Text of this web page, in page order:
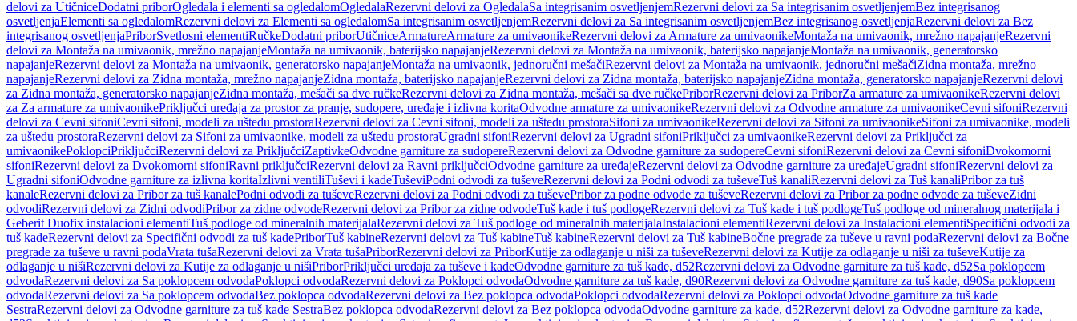
delovi za UtičniceDodatni priborOgledala i elementi sa ogledalomOgledalaRezervni delovi za OgledalaSa integrisanim osvetljenjemRezervni delovi za Sa integrisanim osvetljenjemBez integrisanog
osvetljenjaElementi sa ogledalomRezervni delovi za Elementi sa ogledalomSa integrisanim osvetljenjemRezervni delovi za Sa integrisanim osvetljenjemBez integrisanog osvetljenjaRezervni delovi za Bez
integrisanog osvetljenjaPriborSvetlosni elementiRučkeDodatni priborUtičniceArmatureArmature za umivaonikeRezervni delovi za Armature za umivaonikeMontaža na umivaonik, mrežno napajanjeRezervni
delovi za Montaža na umivaonik, mrežno napajanjeMontaža na umivaonik, baterijsko napajanjeRezervni delovi za Montaža na umivaonik, baterijsko napajanjeMontaža na umivaonik, generatorsko
napajanjeRezervni delovi za Montaža na umivaonik, generatorsko napajanjeMontaža na umivaonik, jednoručni mešačiRezervni delovi za Montaža na umivaonik, jednoručni mešačiZidna montaža, mrežno
napajanjeRezervni delovi za Zidna montaža, mrežno napajanjeZidna montaža, baterijsko napajanjeRezervni delovi za Zidna montaža, baterijsko napajanjeZidna montaža, generatorsko napajanjeRezervni delovi
za Zidna montaža, generatorsko napajanjeZidna montaža, mešači sa dve ručkeRezervni delovi za Zidna montaža, mešači sa dve ručkePriborRezervni delovi za PriborZa armature za umivaonikeRezervni delovi
za Za armature za umivaonikePriključci uređaja za prostor za pranje, sudopere, uređaje i izlivna koritaOdvodne armature za umivaonikeRezervni delovi za Odvodne armature za umivaonikeCevni sifoniRezervni
delovi za Cevni sifoniCevni sifoni, modeli za uštedu prostoraRezervni delovi za Cevni sifoni, modeli za uštedu prostoraSifoni za umivaonikeRezervni delovi za Sifoni za umivaonikeSifoni za umivaonike, modeli
za uštedu prostoraRezervni delovi za Sifoni za umivaonike, modeli za uštedu prostoraUgradni sifoniRezervni delovi za Ugradni sifoniPriključci za umivaonikeRezervni delovi za Priključci za
umivaonikePoklopciPriključciRezervni delovi za PriključciZaptivkeOdvodne garniture za sudopereRezervni delovi za Odvodne garniture za sudopereCevni sifoniRezervni delovi za Cevni sifoniDvokomorni
sifoniRezervni delovi za Dvokomorni sifoniRavni priključciRezervni delovi za Ravni priključciOdvodne garniture za uređajeRezervni delovi za Odvodne garniture za uređajeUgradni sifoniRezervni delovi za
Ugradni sifoniOdvodne garniture za izlivna koritaIzlivni ventiliTuševi i kadeTuševiPodni odvodi za tuševeRezervni delovi za Podni odvodi za tuševeTuš kanaliRezervni delovi za Tuš kanaliPribor za tuš
kanaleRezervni delovi za Pribor za tuš kanalePodni odvodi za tuševeRezervni delovi za Podni odvodi za tuševePribor za podne odvode za tuševeRezervni delovi za Pribor za podne odvode za tuševeZidni
odvodiRezervni delovi za Zidni odvodiPribor za zidne odvodeRezervni delovi za Pribor za zidne odvodeTuš kade i tuš podlogeRezervni delovi za Tuš kade i tuš podlogeTuš podloge od mineralnog materijala i
Geberit Duofix instalacioni elementiTuš podloge od mineralnih materijalaRezervni delovi za Tuš podloge od mineralnih materijalaInstalacioni elementiRezervni delovi za Instalacioni elementiSpecifični odvodi za
tuš kadeRezervni delovi za Specifični odvodi za tuš kadePriborTuš kabineRezervni delovi za Tuš kabineTuš kabineRezervni delovi za Tuš kabineBočne pregrade za tuševe u ravni podaRezervni delovi za Bočne
pregrade za tuševe u ravni podaVrata tušaRezervni delovi za Vrata tušaPriborRezervni delovi za PriborKutije za odlaganje u niši za tuševeRezervni delovi za Kutije za odlaganje u niši za tuševeKutije za
odlaganje u nišiRezervni delovi za Kutije za odlaganje u nišiPriborPriključci uređaja za tuševe i kadeOdvodne garniture za tuš kade, d52Rezervni delovi za Odvodne garniture za tuš kade, d52Sa poklopcem
odvodaRezervni delovi za Sa poklopcem odvodaPoklopci odvodaRezervni delovi za Poklopci odvodaOdvodne garniture za tuš kade, d90Rezervni delovi za Odvodne garniture za tuš kade, d90Sa poklopcem
odvodaRezervni delovi za Sa poklopcem odvodaBez poklopca odvodaRezervni delovi za Bez poklopca odvodaPoklopci odvodaRezervni delovi za Poklopci odvodaOdvodne garniture za tuš kade
SestraRezervni delovi za Odvodne garniture za tuš kade SestraBez poklopca odvodaRezervni delovi za Bez poklopca odvodaOdvodne garniture za kade, d52Rezervni delovi za Odvodne garniture za kade,